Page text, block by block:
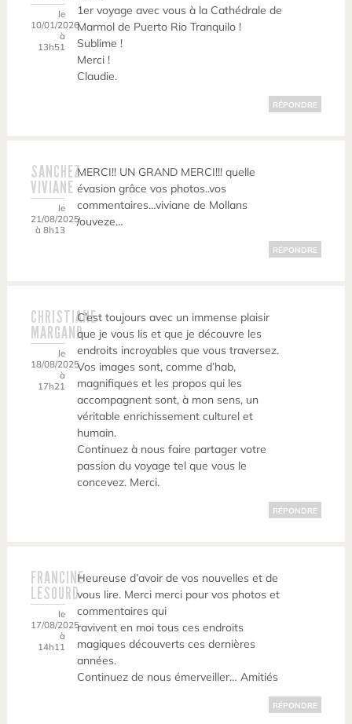
le
10/01/2026
à
13h51
1er voyage avec vous à la Cathédrale de
Marmol de Puerto Rio Tranquilo !
Sublime !
Merci !
Claudie.
RÉPONDRE
SANCHEZ
VIVIANE
le
21/08/2025
à 8h13
MERCI!! UN GRAND MERCI!!! quelle
évasion grâce vos photos..vos
commentaires…viviane de Mollans
/ouveze…
RÉPONDRE
CHRISTIANE
MARGAND
le
18/08/2025
à
17h21
C’est toujours avec un immense plaisir
que je vous lis et que je découvre les
endroits incroyables que vous traversez.
Vos images sont, comme d’hab,
magnifiques et les propos qui les
accompagnent sont, à mon sens, un
véritable enrichissement culturel et
humain.
Continuez à nous faire partager votre
passion du voyage tel que vous le
concevez. Merci.
RÉPONDRE
FRANCINE
LESOURD
le
17/08/2025
à
14h11
Heureuse d’avoir de vos nouvelles et de
vous lire. Merci merci pour vos photos et
commentaires qui
ravivent en moi tous ces endroits
magiques découverts ces dernières
années.
Continuez de nous émerveiller… Amitiés
RÉPONDRE